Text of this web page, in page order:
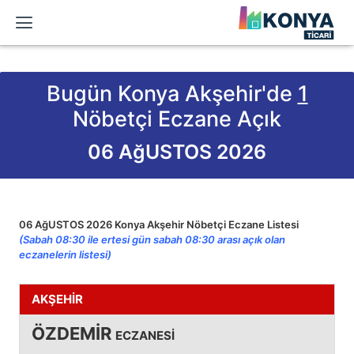
Bugün Konya Akşehir'de 1
Nöbetçi Eczane Açık
06 AğUSTOS 2026
06 AğUSTOS 2026 Konya Akşehir Nöbetçi Eczane Listesi
(Sabah 08:30 ile ertesi gün sabah 08:30 arası açık olan
eczanelerin listesi)
AKŞEHİR
ÖZDEMİR ECZANESİ